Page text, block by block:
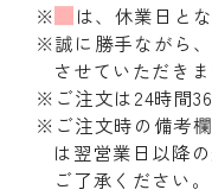
※
は、休業日とな
※誠に勝手ながら
させていただき
※ご注文は24時間
※ご注文時の備考
は翌営業日以降
ご了承ください。